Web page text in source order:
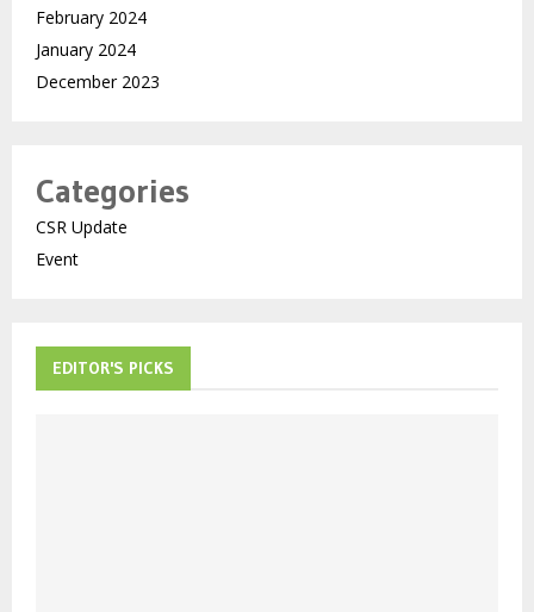
February 2024
January 2024
December 2023
Categories
CSR Update
Event
EDITOR'S PICKS